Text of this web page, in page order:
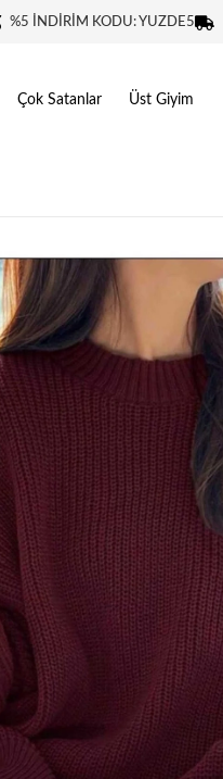
%5 İNDİRİM KODU: YUZDE5
Çok Satanlar Üst Giyim